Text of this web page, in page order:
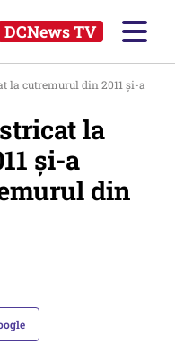
DCNews TV
la cutremurul din 2011 și-a
la
și-a
din